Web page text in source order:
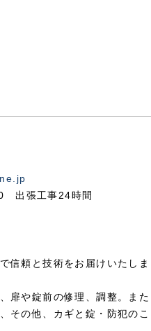
出張工事24時間
信頼と技術をお届けいたしま
扉や錠前の修理、調整。また
その他、カギと錠・防犯のこ